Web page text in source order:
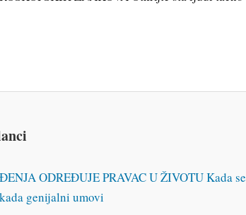
ODREĐUJE PRAVAC U ŽIVOTU Kada
genijalni umovi